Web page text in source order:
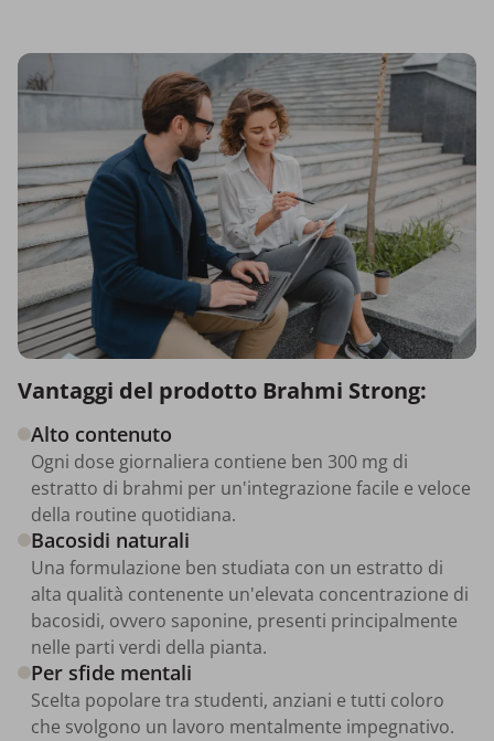
Vantaggi del prodotto Brahmi Strong:
Alto contenuto
Ogni dose giornaliera contiene ben 300 mg di
estratto di brahmi per un'integrazione facile e veloce
della routine quotidiana.
Bacosidi naturali
Una formulazione ben studiata con un estratto di
alta qualità contenente un'elevata concentrazione di
bacosidi, ovvero saponine, presenti principalmente
nelle parti verdi della pianta.
Per sfide mentali
Scelta popolare tra studenti, anziani e tutti coloro
che svolgono un lavoro mentalmente impegnativo.